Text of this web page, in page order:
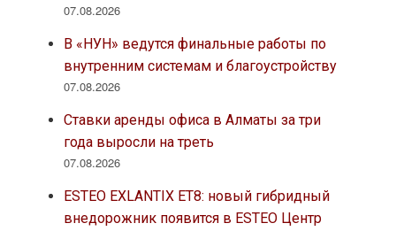
07.08.2026
В «НУН» ведутся финальные работы по
внутренним системам и благоустройству
07.08.2026
Ставки аренды офиса в Алматы за три
года выросли на треть
07.08.2026
ESTEO EXLANTIX ET8: новый гибридный
внедорожник появится в ESTEO Центр